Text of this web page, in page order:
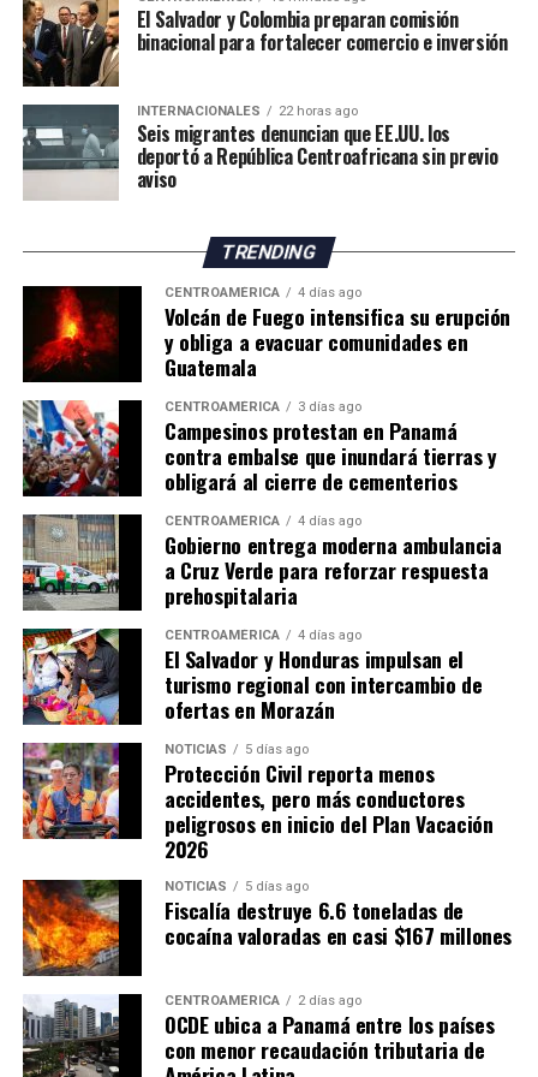
«Felicidades a todas y
todos los mexicanos por
hacer de México la mejor
sede y a nuestra Selección
Nacional por el gran papel
Durante la ceremonia de premiación, la mandataria
mexicana entregó el Balón de Oro al mejor jugador del
Mundial, reconocimiento que fue otorgado al español
Rodri. Además, participó en la entrega de medallas a los
futbolistas de ambas selecciones junto al primer
ministro de Canadá, Mark Carney; el presidente de
Estados Unidos, Donald Trump; y el presidente de la
FIFA, Gianni Infantino.
ADVERTISEMENT
Sheinbaum destacó que la organización conjunta del
torneo demostró la capacidad de cooperación entre los
tres países anfitriones.
«Cuando trabajamos
unidos, somos capaces de
hacer realidad grandes
proyectos y de dejar un
legado de cooperación,
amistad y esperanza para
El Salvador y Colombia preparan comisión
binacional para fortalecer comercio e inversión
INTERNACIONALES 22 horas ago
Seis migrantes denuncian que EE.UU. los
deportó a República Centroafricana sin previo
aviso
TRENDING
CENTROAMÉRICA 4 días ago
Volcán de Fuego intensifica su erupción
y obliga a evacuar comunidades en
Guatemala
CENTROAMÉRICA 3 días ago
Campesinos protestan en Panamá
contra embalse que inundará tierras y
obligará al cierre de cementerios
CENTROAMÉRICA 4 días ago
Gobierno entrega moderna ambulancia
a Cruz Verde para reforzar respuesta
prehospitalaria
CENTROAMÉRICA 4 días ago
El Salvador y Honduras impulsan el
turismo regional con intercambio de
ofertas en Morazán
NOTICIAS 5 días ago
Protección Civil reporta menos
accidentes, pero más conductores
peligrosos en inicio del Plan Vacación
2026
NOTICIAS 5 días ago
Fiscalía destruye 6.6 toneladas de
cocaína valoradas en casi $167 millones
CENTROAMÉRICA 2 días ago
OCDE ubica a Panamá entre los países
con menor recaudación tributaria de